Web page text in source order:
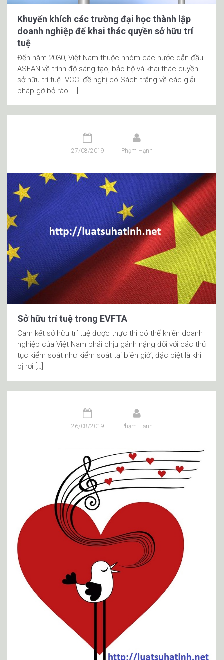
Khuyến khích các trường đại học thành lập
doanh nghiệp để khai thác quyền sở hữu trí
tuệ
Đến năm 2030, Việt Nam thuộc nhóm các nước dẫn đầu
ASEAN về trình độ sáng tạo, bảo hộ và khai thác quyền
sở hữu trí tuệ. VCCI đề nghị có Sách trắng về các giải
pháp gỡ bỏ rào […]
27/08/2019 Phạm Hạnh
Sở hữu trí tuệ trong EVFTA
Cam kết sở hữu trí tuệ được thực thi có thể khiến doanh
nghiệp của Việt Nam phải chịu gánh nặng đối với các thủ
tục kiểm soát như kiểm soát tại biên giới, đặc biệt là khi
bị rơi […]
26/08/2019 Phạm Hạnh